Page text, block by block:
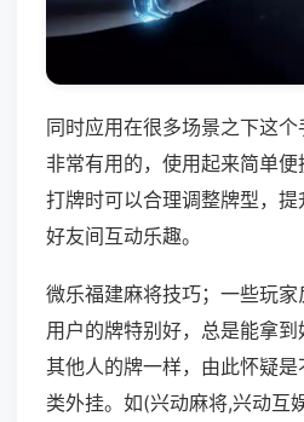
同时应用在很多场景之下这
非常有用的，使用起来简单
打牌时可以合理调整牌型，
好友间互动乐趣。
微乐福建麻将技巧；一些玩
用户的牌特别好，总是能拿
其他人的牌一样，由此怀疑
类外挂。如(兴动麻将,兴动互